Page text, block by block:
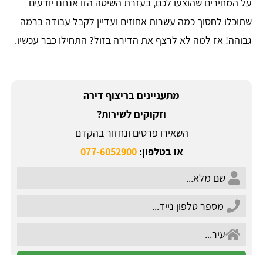
שתוכלו לחסוך כמה עשרות אחוזים ועדיין לקבל עבודה ברמה
גבוהה! אז למה לא לרצף את הדירה בזול? התחילו כבר עכשיו.
מתעניינים בריצוף דירה
וזקוקים לשירות?
השאירו פרטים ונחזור בהקדם
או בטלפון:077-6052900